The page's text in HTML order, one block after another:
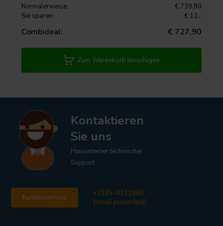
Normalerweise:
€ 739,90
Sie sparen:
€ 12,-
Combideal: € 727,90
Zum Warenkorb hinzufügen
Kontaktieren
Sie uns
Hausinterner technischer
Support
Kundenservice
+3185-0711860
[email protected]